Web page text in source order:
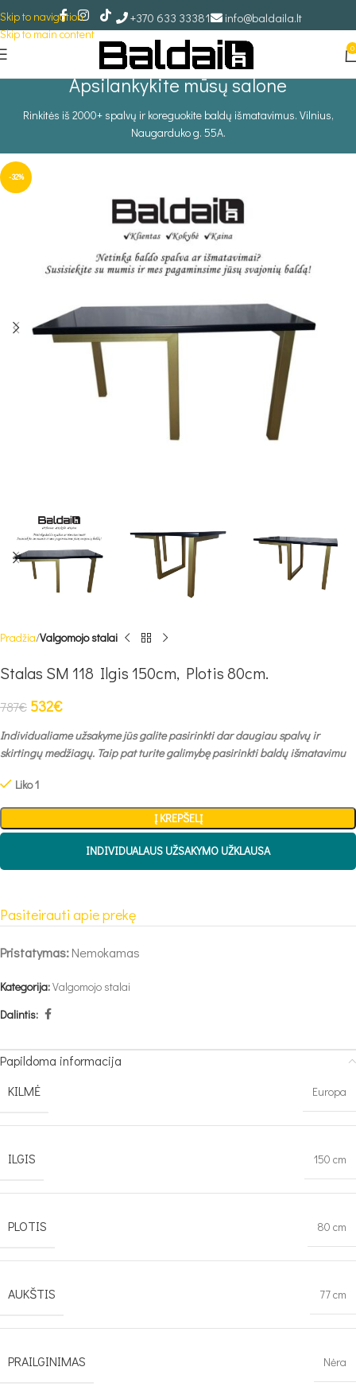
Skip to navigation
Skip to main content
+370 633 33381 info@baldaila.lt
0
Apsilankykite mūsų salone
Rinkitės iš 2000+ spalvų ir koreguokite baldų išmatavimus. Vilnius,
Naugarduko g. 55A.
-32%
Pradžia Valgomojo stalai
Stalas SM 118 Ilgis 150cm, Plotis 80cm.
787€ 532€
Individualiame užsakyme jūs galite pasirinkti dar daugiau spalvų ir
skirtingų medžiagų. Taip pat turite galimybę pasirinkti baldų išmatavimu
Liko 1
Į KREPŠELĮ
INDIVIDUALAUS UŽSAKYMO UŽKLAUSA
Pasiteirauti apie prekę
Pristatymas:Nemokamas
Kategorija:Valgomojo stalai
Dalintis:
Papildoma informacija
KILMĖ
Europa
ILGIS 150 cm
PLOTIS 80 cm
AUKŠTIS 77 cm
PRAILGINIMAS Nėra